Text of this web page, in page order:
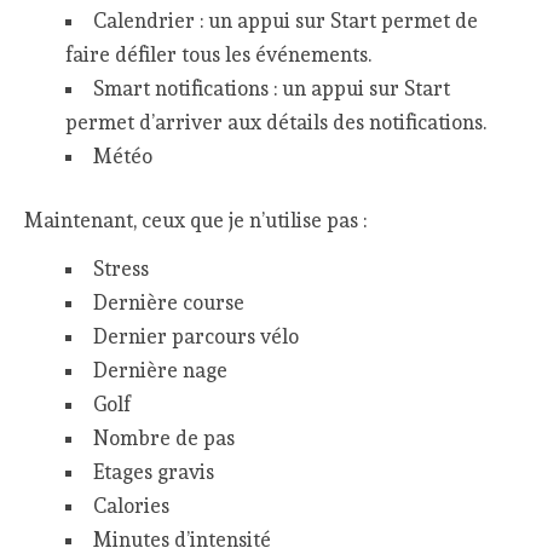
Calendrier : un appui sur Start permet de
faire défiler tous les événements.
Smart notifications : un appui sur Start
permet d’arriver aux détails des notifications.
Météo
Maintenant, ceux que je n’utilise pas :
Stress
Dernière course
Dernier parcours vélo
Dernière nage
Golf
Nombre de pas
Etages gravis
Calories
Minutes d’intensité